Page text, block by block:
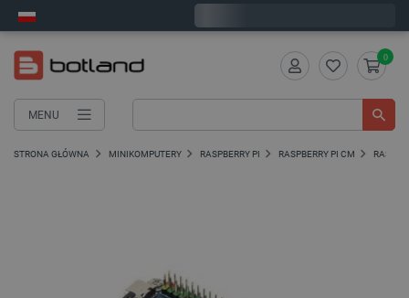
MENU
0
STRONA GŁÓWNA MINIKOMPUTERY RASPBERRY PI RASPBERRY PI CM